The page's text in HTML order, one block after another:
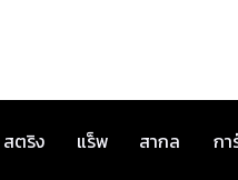
สตริง แร็พ สากล กา